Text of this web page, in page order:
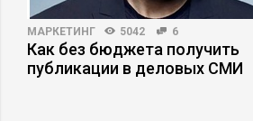
МАРКЕТИНГ 5042 6
Как без бюджета получить
публикации в деловых СМИ